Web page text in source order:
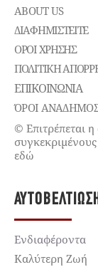
ABOUT US
ΔΙΑΦΗΜΙΣΤΕΊΤΕ
ΌΡΟΙ ΧΡΉΣΗΣ
ΠΟΛΙΤΙΚΉ
ΕΠΙΚΟΙΝΩΝΊΑ
ΌΡΟΙ
© Επιτρέπεται
εδώ
Ενδιαφέροντα
Καλύτερη Ζωή